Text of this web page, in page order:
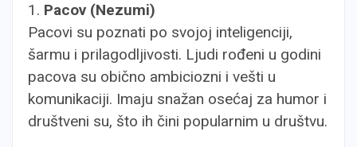
1. Pacov (Nezumi)
Pacovi su poznati po svojoj inteligenciji,
šarmu i prilagodljivosti. Ljudi rođeni u godini
pacova su obično ambiciozni i vešti u
komunikaciji. Imaju snažan osećaj za humor i
društveni su, što ih čini popularnim u društvu.